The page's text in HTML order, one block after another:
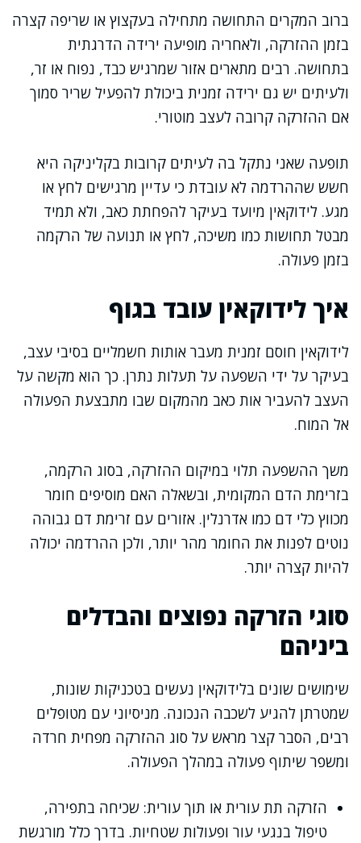
ברוב המקרים התחושה מתחילה בעקצוץ או שריפה קצרה
בזמן ההזרקה, ולאחריה מופיעה ירידה הדרגתית
בתחושה. רבים מתארים אזור שמרגיש כבד, נפוח או זר,
ולעיתים יש גם ירידה זמנית ביכולת להפעיל שריר סמוך
אם ההזרקה קרובה לעצב מוטורי.
תופעה שאני נתקל בה לעיתים קרובות בקליניקה היא
חשש שההרדמה לא עובדת כי עדיין מרגישים לחץ או
מגע. לידוקאין מיועד בעיקר להפחתת כאב, ולא תמיד
מבטל תחושות כמו משיכה, לחץ או תנועה של הרקמה
בזמן פעולה.
איך לידוקאין עובד בגוף
לידוקאין חוסם זמנית מעבר אותות חשמליים בסיבי עצב,
בעיקר על ידי השפעה על תעלות נתרן. כך הוא מקשה על
העצב להעביר אות כאב מהמקום שבו מתבצעת הפעולה
אל המוח.
משך ההשפעה תלוי במיקום ההזרקה, בסוג הרקמה,
בזרימת הדם המקומית, ובשאלה האם מוסיפים חומר
מכווץ כלי דם כמו אדרנלין. אזורים עם זרימת דם גבוהה
נוטים לפנות את החומר מהר יותר, ולכן ההרדמה יכולה
להיות קצרה יותר.
סוגי הזרקה נפוצים והבדלים
ביניהם
שימושים שונים בלידוקאין נעשים בטכניקות שונות,
שמטרתן להגיע לשכבה הנכונה. מניסיוני עם מטופלים
רבים, הסבר קצר מראש על סוג ההזרקה מפחית חרדה
ומשפר שיתוף פעולה במהלך הפעולה.
הזרקה תת עורית או תוך עורית: שכיחה בתפירה,
טיפול בנגעי עור ופעולות שטחיות. בדרך כלל מורגשת